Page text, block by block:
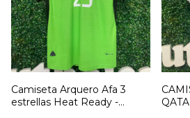
Camiseta Arquero Afa 3
estrellas Heat Ready -